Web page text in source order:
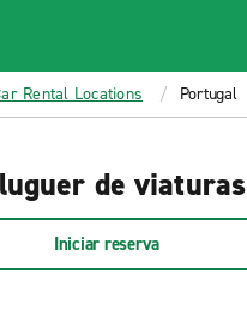
Rental Locations Portugal
de viaturas
Iniciar reserva